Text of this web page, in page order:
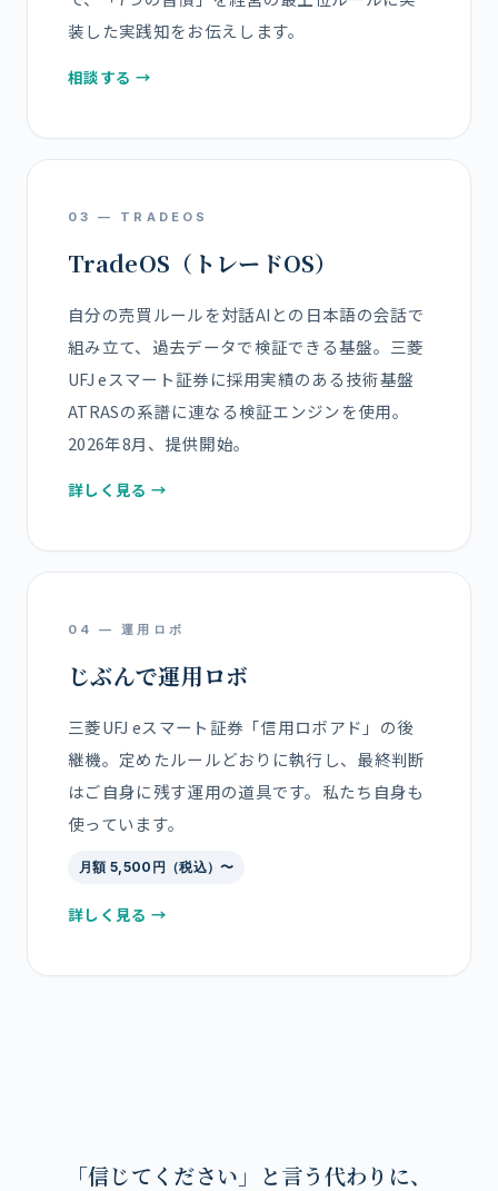
装した実践知をお伝えします。
相談する →
03 — TRADEOS
TradeOS（トレードOS）
自分の売買ルールを対話AIとの日本語の会話で
組み立て、過去データで検証できる基盤。三菱
UFJ eスマート証券に採用実績のある技術基盤
ATRASの系譜に連なる検証エンジンを使用。
2026年8月、提供開始。
詳しく見る →
04 — 運用ロボ
じぶんで運用ロボ
三菱UFJ eスマート証券「信用ロボアド」の後
継機。定めたルールどおりに執行し、最終判断
はご自身に残す運用の道具です。私たち自身も
使っています。
月額 5,500円（税込）〜
詳しく見る →
「信じてください」と言う代わりに、